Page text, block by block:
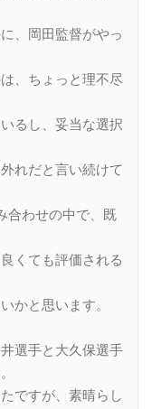
、岡田監督がやっ
、ちょっと理不尽
るし、妥当な選択
れだと言い続けて
合わせの中で、既
くても評価される
かと思います。
選手と大久保選手
ですが、素晴らし